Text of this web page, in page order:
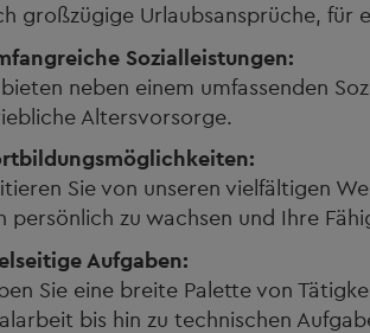
großzügige Urlaubsansprüche, für
Sozialleistungen:
neben einem umfassenden
Altersvorsorge.
Sie von unseren vielfältigen
persönlich zu wachsen und Ihre
Aufgaben:
Sie eine breite Palette von
bis hin zu technischen